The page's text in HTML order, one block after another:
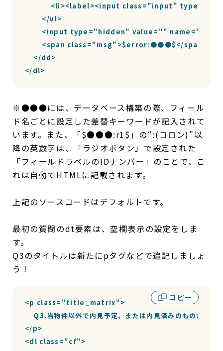
<li><label><input class="input"
        </ul>
<input type="hidden" value=""
        <span class="msg">$error:●●●$</span>
    </dd>
</dl>
※●●●には、データベース構築の際、フィール
ド名ごとに設定した差替キーワードが記入されて
います。また、「$●●●:r1$」の“:(コロン)”以
降の英数字は、「ラジオボタン」で設定された
「フィールドラベルのIDナンバー」のことで、こ
れは自動でHTMLに記載されます。
上記のソースコードはデフォルトです。
最初の質問のdt要素は、空欄表示の設定をしま
す。
Q3のタイトルは新たにpタグなどで追記しましょ
う！
コピー
<p class="title_matrix">
Q3.当物件以外で内見予定、または内見済みのものが
</p>
<dl class="cf">